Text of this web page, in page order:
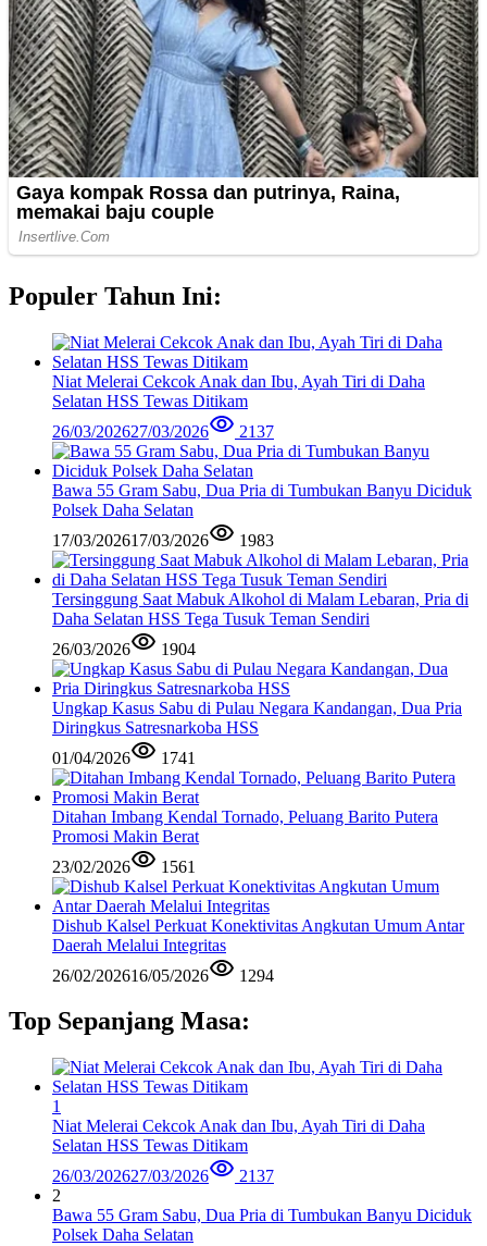
Populer Tahun Ini:
Niat Melerai Cekcok Anak dan Ibu, Ayah Tiri di Daha
Selatan HSS Tewas Ditikam
26/03/202627/03/2026 2137
Bawa 55 Gram Sabu, Dua Pria di Tumbukan Banyu Diciduk
Polsek Daha Selatan
17/03/202617/03/2026 1983
Tersinggung Saat Mabuk Alkohol di Malam Lebaran, Pria di
Daha Selatan HSS Tega Tusuk Teman Sendiri
26/03/2026
1904
Ungkap Kasus Sabu di Pulau Negara Kandangan, Dua Pria
Diringkus Satresnarkoba HSS
01/04/2026
1741
Ditahan Imbang Kendal Tornado, Peluang Barito Putera
Promosi Makin Berat
23/02/2026
1561
Dishub Kalsel Perkuat Konektivitas Angkutan Umum Antar
Daerah Melalui Integritas
26/02/202616/05/2026 1294
Top Sepanjang Masa:
1
Niat Melerai Cekcok Anak dan Ibu, Ayah Tiri di Daha
Selatan HSS Tewas Ditikam
26/03/202627/03/2026
2137
2
Bawa 55 Gram Sabu, Dua Pria di Tumbukan Banyu Diciduk
Polsek Daha Selatan